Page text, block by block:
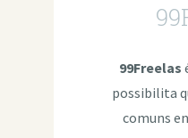
99Freelas
possibilita
comuns